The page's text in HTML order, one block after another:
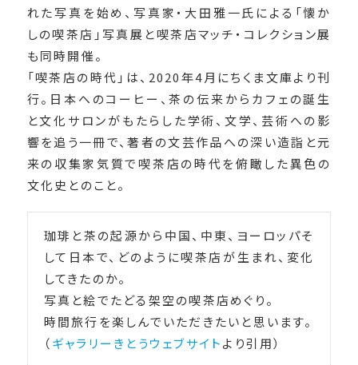
れた写真を始め、写真家・大田雅一氏による「懐か
しの喫茶店」写真展と喫茶店マッチ・コレクション展
も同時開催。
「喫茶店の時代」は、2020年4月にちくま文庫より刊
行。日本へのコーヒー、茶の伝来からカフェの誕生
と文化サロンがもたらした学術、文学、芸術への影
響を追う一冊で、著者の文芸作品への深い造詣と元
来の収集家気質で喫茶店の時代を俯瞰した異色の
文化史とのこと。
珈琲と茶の起源から中国、中東、ヨーロッパそ
して日本で、どのように喫茶店が生まれ、変化
してきたのか。
写真と絵でたどる架空の喫茶店めぐり。
時間旅行を楽しんでいただきたいと思います。
（ギャラリーきとうウェブサイトより引用）